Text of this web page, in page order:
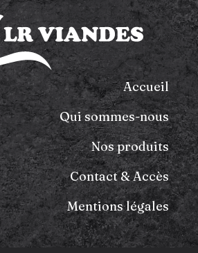
Accueil
Qui sommes-nous
Nos produits
Contact & Accès
Mentions légales